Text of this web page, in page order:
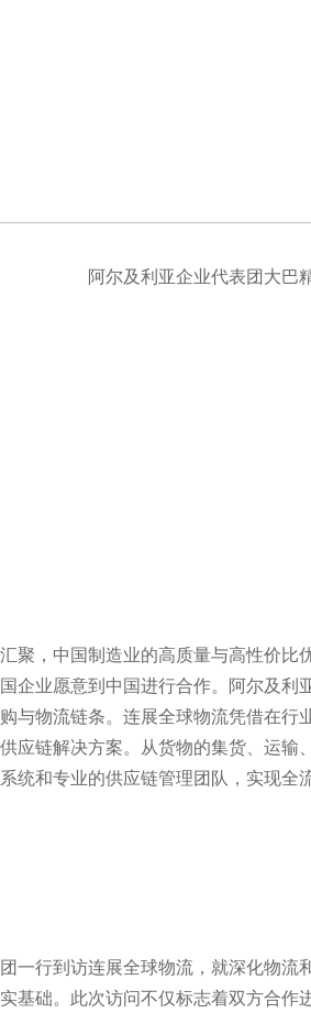
阿尔及利亚企业代表团大巴
聚，中国制造业的高质量与高性价比
企业愿意到中国进行合作。阿尔及利
与物流链条。连展全球物流凭借在行
应链解决方案。从货物的集货、运输
统和专业的供应链管理团队，实现全
一行到访连展全球物流，就深化物流
基础。此次访问不仅标志着双方合作